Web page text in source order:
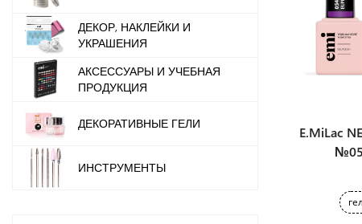
E.MiLac
ДЕКОР, НАКЛЕЙКИ И
УКРАШЕНИЯ
АКСЕССУАРЫ И УЧЕБНАЯ
ПРОДУКЦИЯ
ДЕКОРАТИВНЫЕ ГЕЛИ
ИНСТРУМЕНТЫ